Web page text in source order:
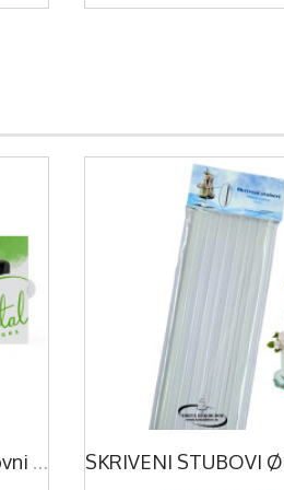
1.MINI GEL Fractal - Osnovni Mix 5 Kom